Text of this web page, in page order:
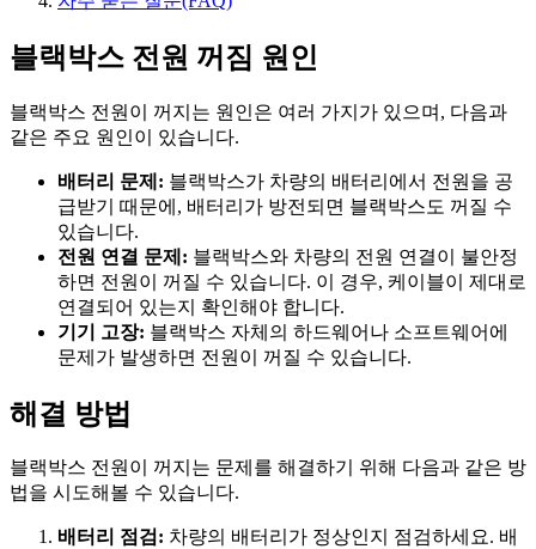
블랙박스 전원 꺼짐 원인
블랙박스 전원이 꺼지는 원인은 여러 가지가 있으며, 다음과
같은 주요 원인이 있습니다.
배터리 문제: 블랙박스가 차량의 배터리에서 전원을 공
급받기 때문에, 배터리가 방전되면 블랙박스도 꺼질 수
있습니다.
전원 연결 문제: 블랙박스와 차량의 전원 연결이 불안정
하면 전원이 꺼질 수 있습니다. 이 경우, 케이블이 제대로
연결되어 있는지 확인해야 합니다.
기기 고장: 블랙박스 자체의 하드웨어나 소프트웨어에
문제가 발생하면 전원이 꺼질 수 있습니다.
해결 방법
블랙박스 전원이 꺼지는 문제를 해결하기 위해 다음과 같은 방
법을 시도해볼 수 있습니다.
배터리 점검: 차량의 배터리가 정상인지 점검하세요. 배